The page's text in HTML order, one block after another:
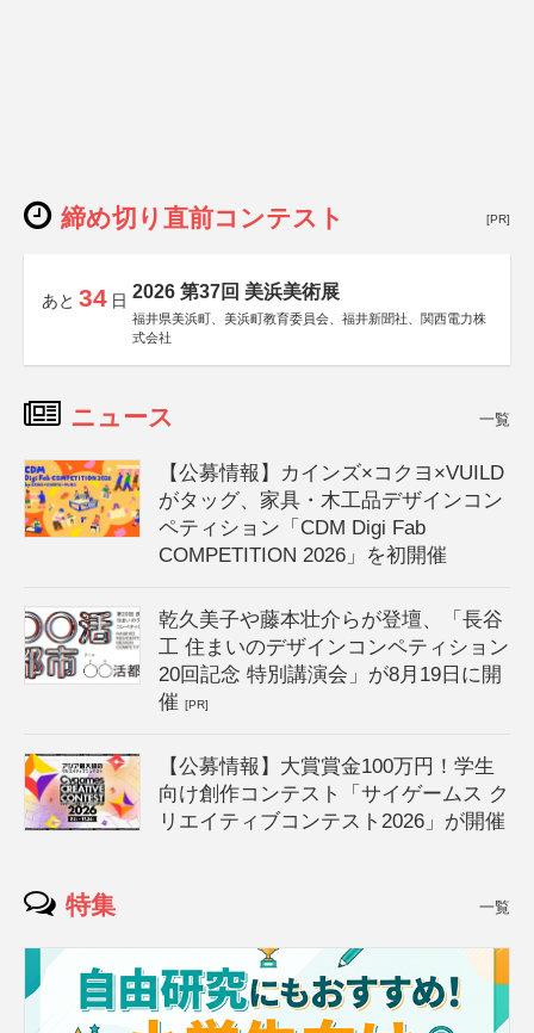
締め切り直前コンテスト [PR]
あと 34 日 2026 第37回 美浜美術展
福井県美浜町、美浜町教育委員会、福井新聞社、関西電力株
式会社
ニュース 一覧
【公募情報】カインズ×コクヨ×VUILD
がタッグ、家具・木工品デザインコン
ペティション「CDM Digi Fab
COMPETITION 2026」を初開催
乾久美子や藤本壮介らが登壇、「長谷
工 住まいのデザインコンペティション
20回記念 特別講演会」が8月19日に開
催[PR]
【公募情報】大賞賞金100万円！学生
向け創作コンテスト「サイゲームス ク
リエイティブコンテスト2026」が開催
特集 一覧